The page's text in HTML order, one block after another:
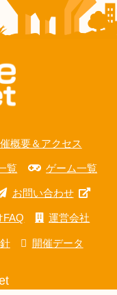
概要＆アクセス
覧 ゲーム一覧
お問い合わせ
FAQ 運営会社
開催データ